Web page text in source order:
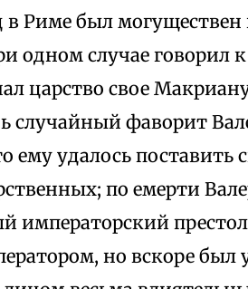
в Риме был могуществен
одном случае говорил к
царство свое
случайный фаворит
ему удалось поставить
по емерти
императорский
но вскоре